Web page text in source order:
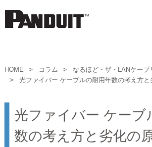
HOME コラム
なるほど・ザ・LANケーブ
光ファイバー ケーブルの耐用年数の考え方と
光ファイバー ケーブ
数の考え方と劣化の